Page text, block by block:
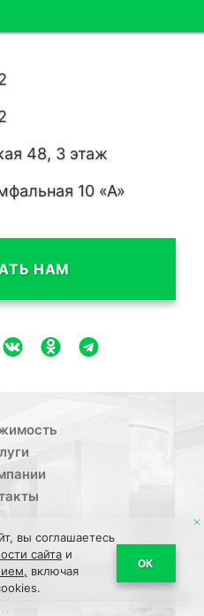
48, 3 этаж
10 «А»
НАМ
/Пользовательское
/Обратная связь Соглашение
вы соглашаетесь
сайта и
включая
ОК